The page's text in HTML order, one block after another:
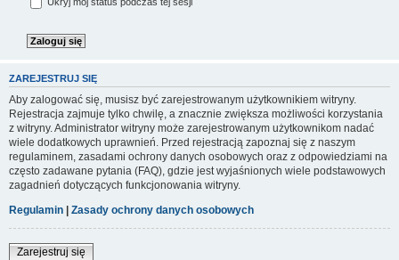
ZAREJESTRUJ SIĘ
Aby zalogować się, musisz być zarejestrowanym użytkownikiem witryny.
Rejestracja zajmuje tylko chwilę, a znacznie zwiększa możliwości korzystania
z witryny. Administrator witryny może zarejestrowanym użytkownikom nadać
wiele dodatkowych uprawnień. Przed rejestracją zapoznaj się z naszym
regulaminem, zasadami ochrony danych osobowych oraz z odpowiedziami na
często zadawane pytania (FAQ), gdzie jest wyjaśnionych wiele podstawowych
zagadnień dotyczących funkcjonowania witryny.
Regulamin | Zasady ochrony danych osobowych
Zarejestruj się